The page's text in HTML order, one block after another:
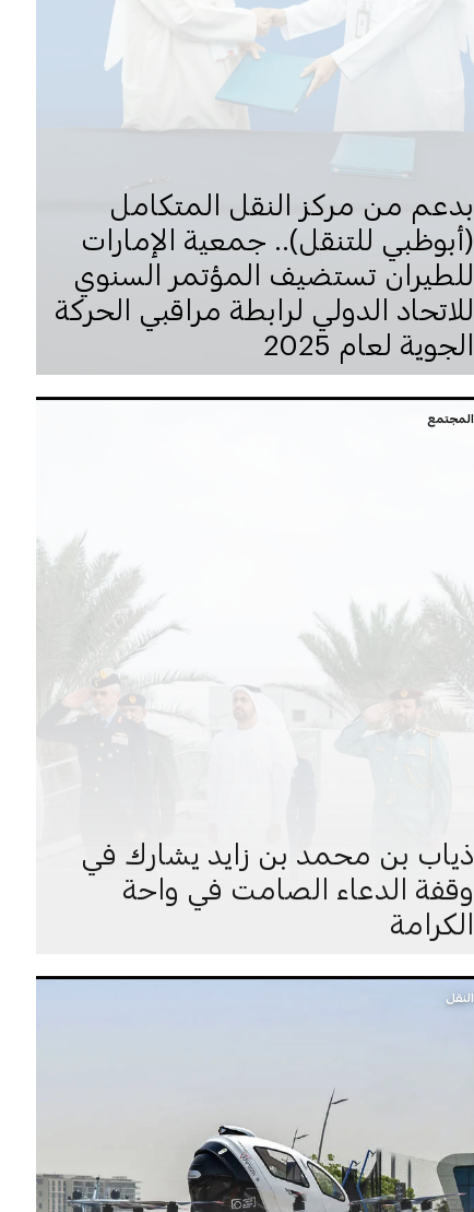
بدعم من مركز النقل المتكامل
(أبوظبي للتنقل).. جمعية الإمارات
للطيران تستضيف المؤتمر السنوي
للاتحاد الدولي لرابطة مراقبي الحركة
الجوية لعام 2025
المجتمع
ذياب بن محمد بن زايد يشارك في
وقفة الدعاء الصامت في واحة
الكرامة
النقل